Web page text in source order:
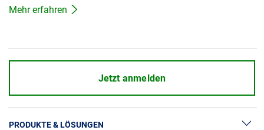
Mehr erfahren
Jetzt anmelden
PRODUKTE & LÖSUNGEN